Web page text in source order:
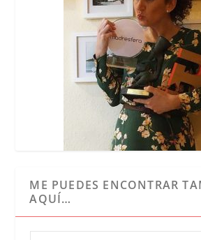
ME PUEDES ENCONTRAR
AQUÍ…